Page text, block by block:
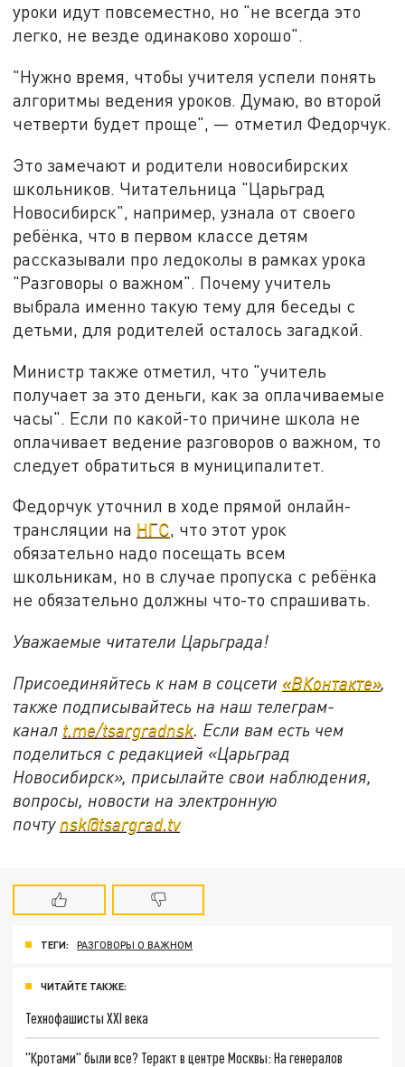
уроки идут повсеместно, но "не всегда это
легко, не везде одинаково хорошо".
"Нужно время, чтобы учителя успели понять
алгоритмы ведения уроков. Думаю, во второй
четверти будет проще", — отметил Федорчук.
Это замечают и родители новосибирских
школьников. Читательница "Царьград
Новосибирск", например, узнала от своего
ребёнка, что в первом классе детям
рассказывали про ледоколы в рамках урока
"Разговоры о важном". Почему учитель
выбрала именно такую тему для беседы с
детьми, для родителей осталось загадкой.
Министр также отметил, что "учитель
получает за это деньги, как за оплачиваемые
часы". Если по какой-то причине школа не
оплачивает ведение разговоров о важном, то
следует обратиться в муниципалитет.
Федорчук уточнил в ходе прямой онлайн-
трансляции на НГС, что этот урок
обязательно надо посещать всем
школьникам, но в случае пропуска с ребёнка
не обязательно должны что-то спрашивать.
Уважаемые читатели Царьграда!
Присоединяйтесь к нам в соцсети «ВКонтакте»,
также подписывайтесь на наш телеграм-
канал t.me/tsargradnsk . Если вам есть чем
поделиться с редакцией «Царьград
Новосибирск», присылайте свои наблюдения,
вопросы, новости на электронную
почту nsk@tsargrad.tv
ТЕГИ: РАЗГОВОРЫ О ВАЖНОМ
ЧИТАЙТЕ ТАКЖЕ:
Технофашисты XXI века
"Кротами" были все? Теракт в центре Москвы: На генералов